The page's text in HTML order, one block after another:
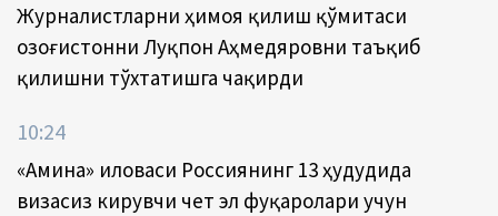
Журналистларни ҳимоя қилиш қўмитаси
Қозоғистонни Луқпон Аҳмедяровни таъқиб
қилишни тўхтатишга чақирди
10:24
«Амина» иловаси Россиянинг 13 ҳудудида
визасиз кирувчи чет эл фуқаролари учун